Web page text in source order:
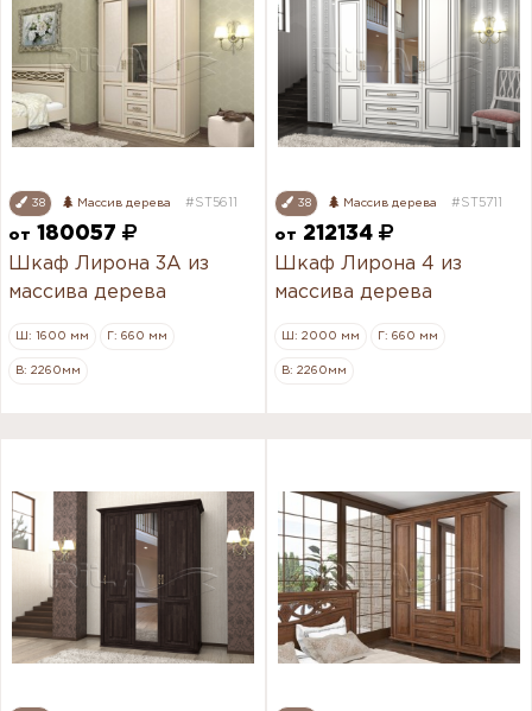
38 Массив дерева #ST5611
от
180057
Шкаф Лирона 3А из
массива дерева
Ш: 1600 мм Г: 660 мм
В: 2260мм
38 Массив дерева #ST5711
от
212134
Шкаф Лирона 4 из
массива дерева
Ш: 2000 мм Г: 660 мм
В: 2260мм